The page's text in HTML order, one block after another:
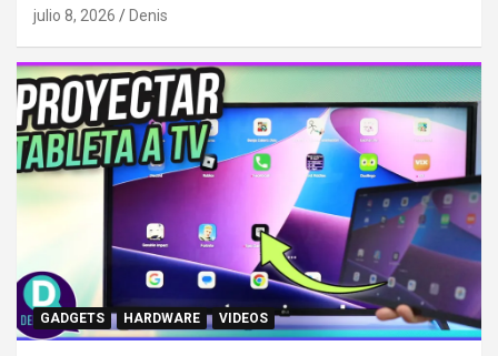
julio 8, 2026 Denis
GADGETS HARDWARE VIDEOS